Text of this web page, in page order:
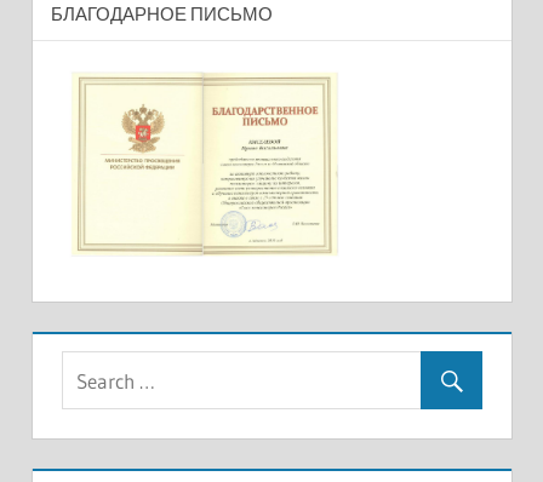
БЛАГОДАРНОЕ ПИСЬМО